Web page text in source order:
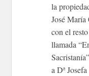
la
José María
con el
llamada
a Dª